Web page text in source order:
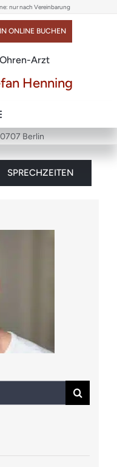
nur nach Vereinbarung
Arzt
ONLINE BUCHEN
Henning
SPRECHZEITEN
Berlin